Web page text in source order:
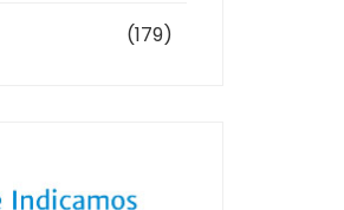
(179)